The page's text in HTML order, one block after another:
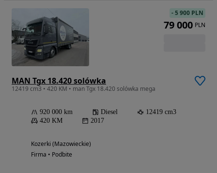
MAN Tgx 18.420 solówka
12419 cm3 • 420 KM • man Tgx 18.420 solówka mega
920 000 km Diesel
12419 cm3
420 KM
2017
Kozerki (Mazowieckie)
Firma • Podbite
-5 900 PLN
79 000 PLN